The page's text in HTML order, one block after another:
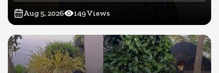
Aug 5, 2026 149Views